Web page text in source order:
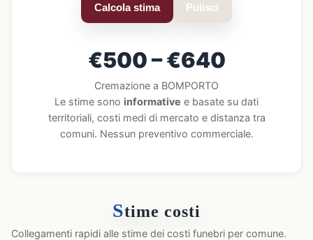
Calcola stima Pulisci
€500 – €640
Cremazione a BOMPORTO
Le stime sono informative e basate su dati
territoriali, costi medi di mercato e distanza tra
comuni. Nessun preventivo commerciale.
Stime costi
Collegamenti rapidi alle stime dei costi funebri per comune.